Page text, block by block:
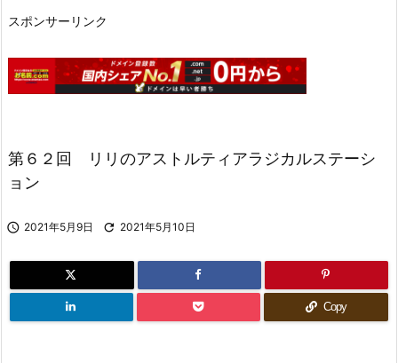
スポンサーリンク
第６２回 リリのアストルティアラジカルステーシ
ョン
 2021年5月9日  2021年5月10日
Copy